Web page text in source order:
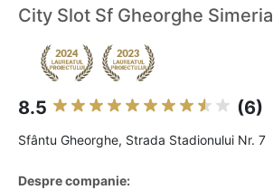
City Slot Sf Gheorghe Simeria
8.5 (6)
Sfântu Gheorghe, Strada Stadionului Nr. 7
Despre companie: